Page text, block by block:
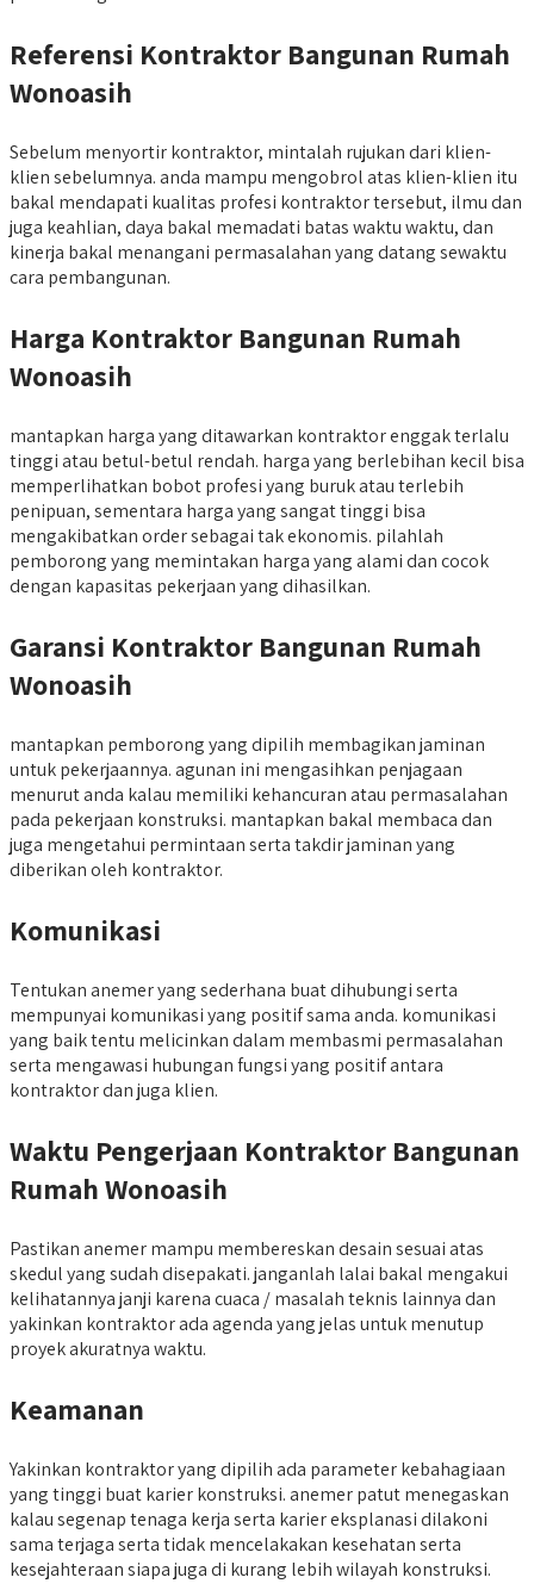
Referensi Kontraktor Bangunan Rumah
Wonoasih
Sebelum menyortir kontraktor, mintalah rujukan dari klien-
klien sebelumnya. anda mampu mengobrol atas klien-klien itu
bakal mendapati kualitas profesi kontraktor tersebut, ilmu dan
juga keahlian, daya bakal memadati batas waktu waktu, dan
kinerja bakal menangani permasalahan yang datang sewaktu
cara pembangunan.
Harga Kontraktor Bangunan Rumah
Wonoasih
mantapkan harga yang ditawarkan kontraktor enggak terlalu
tinggi atau betul-betul rendah. harga yang berlebihan kecil bisa
memperlihatkan bobot profesi yang buruk atau terlebih
penipuan, sementara harga yang sangat tinggi bisa
mengakibatkan order sebagai tak ekonomis. pilahlah
pemborong yang memintakan harga yang alami dan cocok
dengan kapasitas pekerjaan yang dihasilkan.
Garansi Kontraktor Bangunan Rumah
Wonoasih
mantapkan pemborong yang dipilih membagikan jaminan
untuk pekerjaannya. agunan ini mengasihkan penjagaan
menurut anda kalau memiliki kehancuran atau permasalahan
pada pekerjaan konstruksi. mantapkan bakal membaca dan
juga mengetahui permintaan serta takdir jaminan yang
diberikan oleh kontraktor.
Komunikasi
Tentukan anemer yang sederhana buat dihubungi serta
mempunyai komunikasi yang positif sama anda. komunikasi
yang baik tentu melicinkan dalam membasmi permasalahan
serta mengawasi hubungan fungsi yang positif antara
kontraktor dan juga klien.
Waktu Pengerjaan Kontraktor Bangunan
Rumah Wonoasih
Pastikan anemer mampu membereskan desain sesuai atas
skedul yang sudah disepakati. janganlah lalai bakal mengakui
kelihatannya janji karena cuaca / masalah teknis lainnya dan
yakinkan kontraktor ada agenda yang jelas untuk menutup
proyek akuratnya waktu.
Keamanan
Yakinkan kontraktor yang dipilih ada parameter kebahagiaan
yang tinggi buat karier konstruksi. anemer patut menegaskan
kalau segenap tenaga kerja serta karier eksplanasi dilakoni
sama terjaga serta tidak mencelakakan kesehatan serta
kesejahteraan siapa juga di kurang lebih wilayah konstruksi.